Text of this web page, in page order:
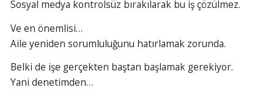
Sosyal medya kontrolsüz bırakılarak bu iş çözülmez.
Ve en önemlisi…
Aile yeniden sorumluluğunu hatırlamak zorunda.
Belki de işe gerçekten baştan başlamak gerekiyor.
Yani denetimden…